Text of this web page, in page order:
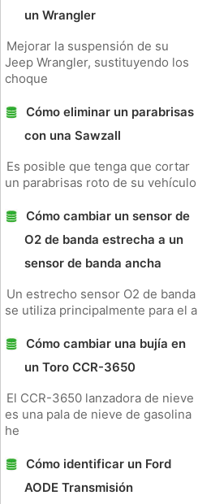
un Wrangler
Mejorar la suspensión de su
Jeep Wrangler, sustituyendo los
choque
Cómo eliminar un parabrisas
con una Sawzall
Es posible que tenga que cortar
un parabrisas roto de su vehículo
Cómo cambiar un sensor de
O2 de banda estrecha a un
sensor de banda ancha
Un estrecho sensor O2 de banda
se utiliza principalmente para el a
Cómo cambiar una bujía en
un Toro CCR-3650
El CCR-3650 lanzadora de nieve
es una pala de nieve de gasolina
he
Cómo identificar un Ford
AODE Transmisión